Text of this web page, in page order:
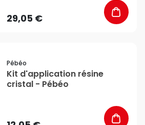
29,05 €
Pébéo
Kit d'application résine
cristal - Pébéo